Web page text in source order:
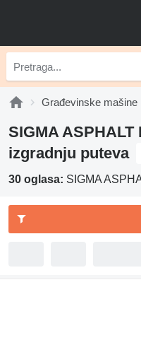
Građevinske mašine
SIGMA
izgradnju puteva
30 oglasa: SIGMA